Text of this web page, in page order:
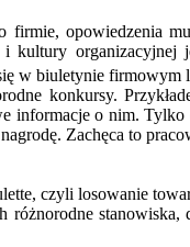
firmie, opowiedzenia
kultury organizacyjnej
w biuletynie firmowym
konkursy.
informacje o nim.
Zachęca to
czyli losowanie